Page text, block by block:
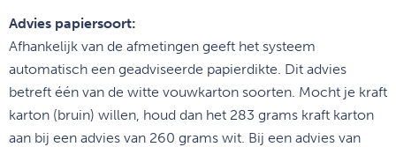
Advies papiersoort:
Afhankelijk van de afmetingen geeft het systeem
automatisch een geadviseerde papierdikte. Dit advies
betreft één van de witte vouwkarton soorten. Mocht je kraft
karton (bruin) willen, houd dan het 283 grams kraft karton
aan bij een advies van 260 grams wit. Bij een advies van